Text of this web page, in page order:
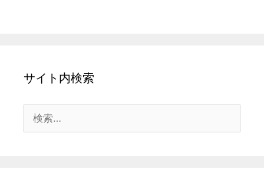
サイト内検索
索: